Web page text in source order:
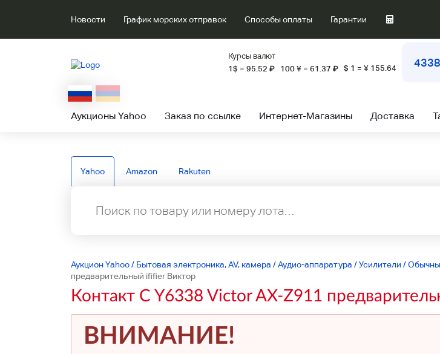
Новости График морских отправок Способы оплаты Гарантии
Курсы валют
1$ = 95.52 ₽ 100 ¥ = 61.37 ₽ $ 1 = ¥ 155.64
Аукционы Yahoo Заказ по ссылке Интернет-Магазины Доставка
Yahoo Amazon Rakuten
Аукцион Yahoo/ Бытовая электроника, AV, камера /Аудио-аппаратура /Усилители /
предварительный ififier Виктор
Контакт C Y6338 Victor AX-Z911
ВНИМАНИЕ!